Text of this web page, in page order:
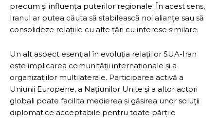
precum și influența puterilor regionale. În acest sens,
Iranul ar putea căuta să stabilească noi alianțe sau să
consolideze relațiile cu alte țări cu interese similare.
Un alt aspect esențial în evoluția relațiilor SUA-Iran
este implicarea comunității internaționale și a
organizațiilor multilaterale. Participarea activă a
Uniunii Europene, a Națiunilor Unite și a altor actori
globali poate facilita medierea și găsirea unor soluții
diplomatice acceptabile pentru toate părțile